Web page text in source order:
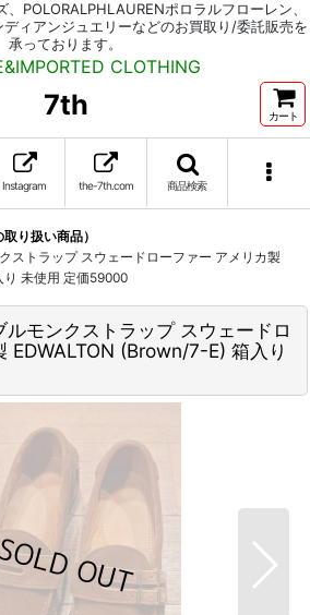
POLORALPHLAURENポロラルフローレン、
ディアンジュエリーなどのお買取り/委託販売を
承っております。
CLOTHING
7th カート
Instagram the-7th.com 商品検索
り扱い商品）
ストラップ スウェードローファー アメリカ製
り 未使用 定価59000
モンクストラップ スウェードロ
EDWALTON (Brown/7-E) 箱入り